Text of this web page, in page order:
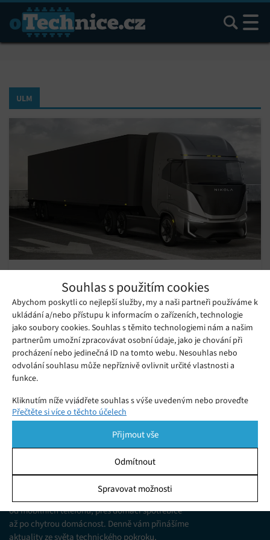
Souhlas s použitím cookies
Abychom poskytli co nejlepší služby, my a naši partneři používáme k
ukládání a/nebo přístupu k informacím o zařízeních, technologie
jako soubory cookies. Souhlas s těmito technologiemi nám a našim
partnerům umožní zpracovávat osobní údaje, jako je chování při
procházení nebo jedinečná ID na tomto webu. Nesouhlas nebo
odvolání souhlasu může nepříznivě ovlivnit určité vlastnosti a
funkce.
Kliknutím níže vyjádřete souhlas s výše uvedeným nebo proveďte
podrobnější rozhodnutí. Vaše volby budou použity pouze na tomto
pomocí přepínačů v Zásadách cookies nebo kliknutím na tlačítko
Spravovat souhlas ve spodní části obrazovky.
Ukládání a/nebo přístup k informacím v zařízení, Porozumění
publiku prostřednictvím statistik nebo kombinací údajů z
různých zdrojů.
Přečtěte si více o těchto účelech
Přijmout vše
Odmítnout
Spravovat možnosti
Hledat
ULM
plánuje se zaměřit plně na nákladní vozy
Pátek 26. 02. 2021 Redakce
Společnost Nikola se zaměřuje na dopravní prostředky
s alternativními pohony a je proslulá mimo jiné svým
rozmachem.
Jsme web zajímající se o technologické novinky
od mobilních telefonů, přes domácí spotřebiče
až po chytrou domácnost. Denně vám přinášíme
aktuality ze světa technického pokroku,